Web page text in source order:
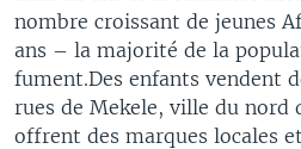
nombre croissant de jeunes
ans – la majorité de la
fument.Des enfants vendent
rues de Mekele, ville du nord
offrent des marques locales